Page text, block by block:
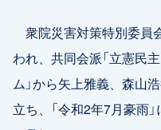
衆院災害対策特別委員
われ、共同会派「立憲民
ム」から矢上雅義、森山
立ち、「令和2年7月豪雨